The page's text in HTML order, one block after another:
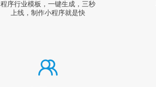
程序行业模板，一键生成，三秒
上线，制作小程序就是快